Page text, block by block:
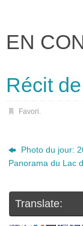
EN
Récit
Favori.
Photo du jour:
Panorama du Lac
Translate: